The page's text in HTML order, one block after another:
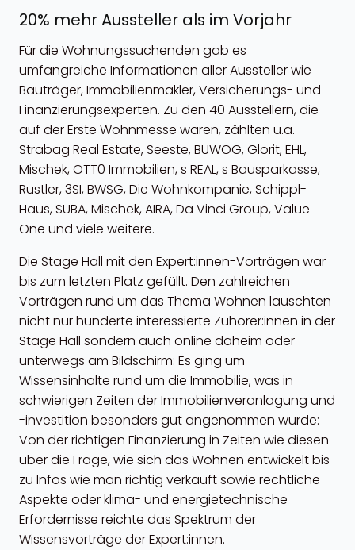
20% mehr Aussteller als im Vorjahr
Für die Wohnungssuchenden gab es
umfangreiche Informationen aller Aussteller wie
Bauträger, Immobilienmakler, Versicherungs- und
Finanzierungsexperten. Zu den 40 Ausstellern, die
auf der Erste Wohnmesse waren, zählten u.a.
Strabag Real Estate, Seeste, BUWOG, Glorit, EHL,
Mischek, OTT0 Immobilien, s REAL, s Bausparkasse,
Rustler, 3SI, BWSG, Die Wohnkompanie, Schippl-
Haus, SUBA, Mischek, AIRA, Da Vinci Group, Value
One und viele weitere.
Die Stage Hall mit den Expert:innen-Vorträgen war
bis zum letzten Platz gefüllt. Den zahlreichen
Vorträgen rund um das Thema Wohnen lauschten
nicht nur hunderte interessierte Zuhörer:innen in der
Stage Hall sondern auch online daheim oder
unterwegs am Bildschirm: Es ging um
Wissensinhalte rund um die Immobilie, was in
schwierigen Zeiten der Immobilienveranlagung und
-investition besonders gut angenommen wurde:
Von der richtigen Finanzierung in Zeiten wie diesen
über die Frage, wie sich das Wohnen entwickelt bis
zu Infos wie man richtig verkauft sowie rechtliche
Aspekte oder klima- und energietechnische
Erfordernisse reichte das Spektrum der
Wissensvorträge der Expert:innen.